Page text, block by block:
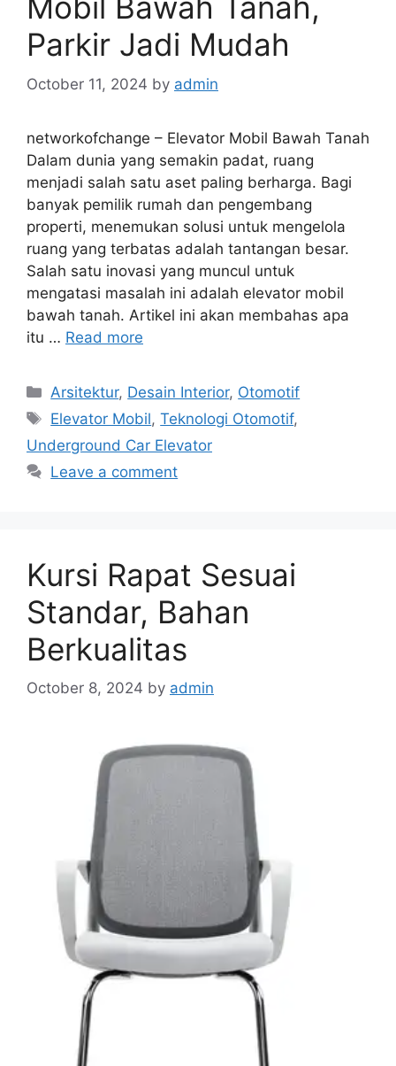
Parkir Jadi Mudah
October 11, 2024 by admin
networkofchange – Elevator Mobil Bawah Tanah
Dalam dunia yang semakin padat, ruang
menjadi salah satu aset paling berharga. Bagi
banyak pemilik rumah dan pengembang
properti, menemukan solusi untuk mengelola
ruang yang terbatas adalah tantangan besar.
Salah satu inovasi yang muncul untuk
mengatasi masalah ini adalah elevator mobil
bawah tanah. Artikel ini akan membahas apa
itu … Read more
Categories
Arsitektur, Desain Interior, Otomotif
Tags
Elevator Mobil,Teknologi Otomotif,
Underground Car Elevator
Leave a comment
Kursi Rapat Sesuai
Standar, Bahan
Berkualitas
October 8, 2024 by admin